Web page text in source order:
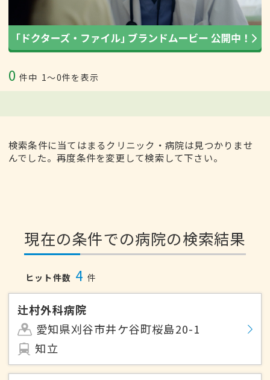
0 件中 1〜0件を表示
検索条件に当てはまるクリニック・病院は見つかりませ
んでした。再度条件を変更して検索して下さい。
現在の条件での病院の検索結果
ヒット件数 4 件
辻村外科病院
愛知県刈谷市井ケ谷町桜島20-1
知立